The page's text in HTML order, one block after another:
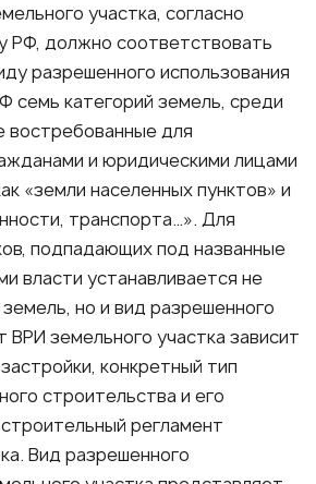
участка, согласно
РФ, должно соответствовать
разрешенного использования
семь категорий земель, среди
востребованные для
и юридическими лицами
«земли населенных пунктов» и
транспорта…». Для
подпадающих под названные
власти устанавливается не
но и вид разрешенного
ВРИ земельного участка зависит
конкретный тип
строительства и его
регламент
Вид разрешенного